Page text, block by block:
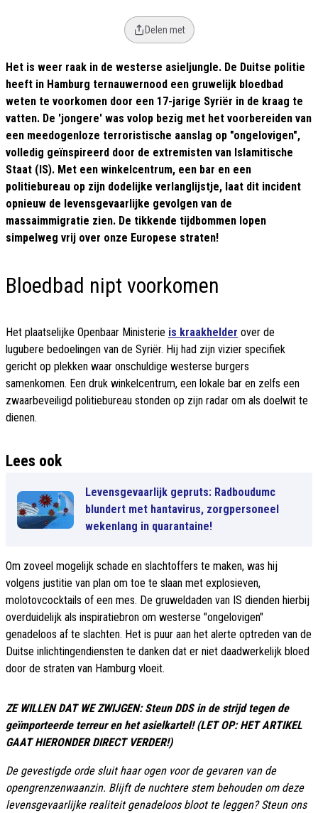
Delen met
Het is weer raak in de westerse asieljungle. De Duitse politie
heeft in Hamburg ternauwernood een gruwelijk bloedbad
weten te voorkomen door een 17-jarige Syriër in de kraag te
vatten. De 'jongere' was volop bezig met het voorbereiden van
een meedogenloze terroristische aanslag op "ongelovigen",
volledig geïnspireerd door de extremisten van Islamitische
Staat (IS). Met een winkelcentrum, een bar en een
politiebureau op zijn dodelijke verlanglijstje, laat dit incident
opnieuw de levensgevaarlijke gevolgen van de
massaimmigratie zien. De tikkende tijdbommen lopen
simpelweg vrij over onze Europese straten!
Bloedbad nipt voorkomen
Het plaatselijke Openbaar Ministerie is kraakhelder over de
lugubere bedoelingen van de Syriër. Hij had zijn vizier specifiek
gericht op plekken waar onschuldige westerse burgers
samenkomen. Een druk winkelcentrum, een lokale bar en zelfs een
zwaarbeveiligd politiebureau stonden op zijn radar om als doelwit te
dienen.
Lees ook
Levensgevaarlijk gepruts: Radboudumc
blundert met hantavirus, zorgpersoneel
wekenlang in quarantaine!
Om zoveel mogelijk schade en slachtoffers te maken, was hij
volgens justitie van plan om toe te slaan met explosieven,
molotovcocktails of een mes. De gruweldaden van IS dienden hierbij
overduidelijk als inspiratiebron om westerse "ongelovigen"
genadeloos af te slachten. Het is puur aan het alerte optreden van de
Duitse inlichtingendiensten te danken dat er niet daadwerkelijk bloed
door de straten van Hamburg vloeit.
ZE WILLEN DAT WE ZWIJGEN: Steun DDS in de strijd tegen de
geïmporteerde terreur en het asielkartel! (LET OP: HET ARTIKEL
GAAT HIERONDER DIRECT VERDER!)
De gevestigde orde sluit haar ogen voor de gevaren van de
opengrenzenwaanzin. Blijft de nuchtere stem behouden om deze
levensgevaarlijke realiteit genadeloos bloot te leggen? Steun ons